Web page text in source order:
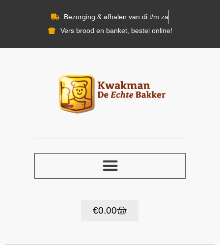
Bezorging & afhalen van di t/m za
Vers brood en banket, bestel online!
€0.00